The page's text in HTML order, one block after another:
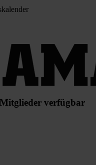
verfügbar